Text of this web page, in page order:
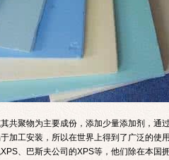
共聚物为主要成份，添加少量添加剂，通
加工安装，所以在世界上得到了广泛的使
、巴斯夫公司的XPS等，他们除在本国